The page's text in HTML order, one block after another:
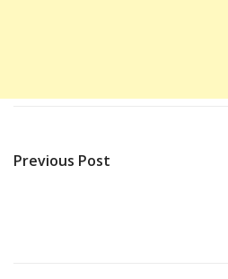
Previous Post